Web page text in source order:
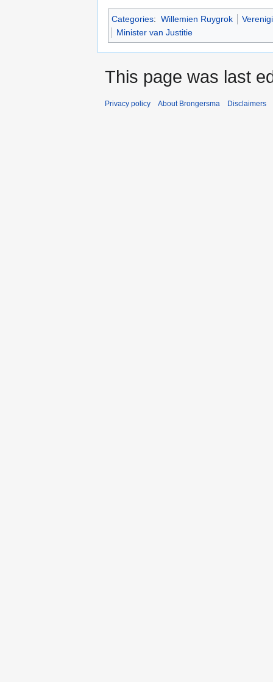
Categories: Willemien Ruygrok
Minister van Justitie
This page was last
Privacy policy About Brongersma Disclaimers